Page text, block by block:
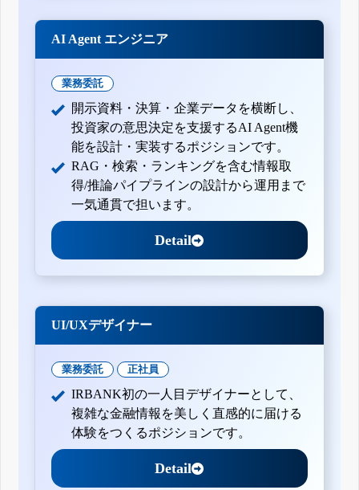
AI Agent エンジニア
業務委託
開示資料・決算・企業データを横断し、
投資家の意思決定を支援するAI Agent機
能を設計・実装するポジションです。
RAG・検索・ランキングを含む情報取
得/推論パイプラインの設計から運用まで
一気通貫で担います。
Detail
UI/UXデザイナー
業務委託 正社員
IRBANK初の一人目デザイナーとして、
複雑な金融情報を美しく直感的に届ける
体験をつくるポジションです。
Detail